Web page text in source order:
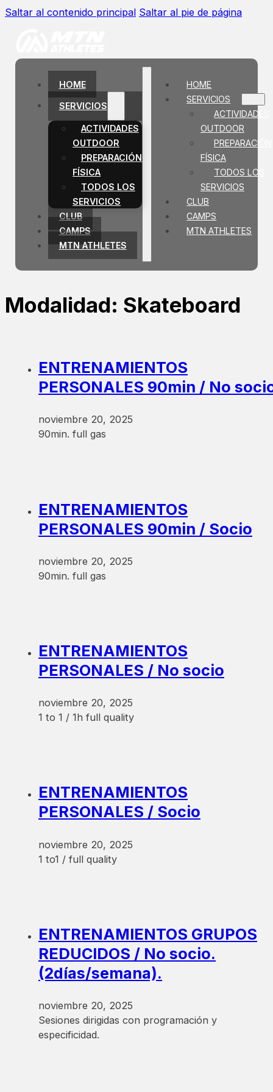
Saltar al contenido principal Saltar al pie de página
HOME
SERVICIOS
ACTIVIDADES
OUTDOOR
PREPARACIÓN
FÍSICA
TODOS LOS
SERVICIOS
CLUB
CAMPS
MTN ATHLETES
HOME
SERVICIOS
ACTIVIDADES
OUTDOOR
PREPARACIÓN
FÍSICA
TODOS LOS
SERVICIOS
CLUB
CAMPS
MTN ATHLETES
Modalidad: Skateboard
ENTRENAMIENTOS
PERSONALES 90min / No
noviembre 20, 2025
90min. full gas
ENTRENAMIENTOS
PERSONALES 90min / Socio
noviembre 20, 2025
90min. full gas
ENTRENAMIENTOS
PERSONALES / No socio
noviembre 20, 2025
1 to 1 / 1h full quality
ENTRENAMIENTOS
PERSONALES / Socio
noviembre 20, 2025
1 to1 / full quality
ENTRENAMIENTOS GRUPOS
REDUCIDOS / No socio.
(2días/semana).
noviembre 20, 2025
Sesiones dirigidas con programación y
especificidad.